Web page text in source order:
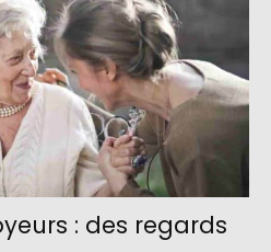
: des regards